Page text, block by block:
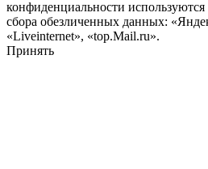
конфиденциальности
сбора обезличенных данных:
«Liveinternet», «top.Mail.ru».
Принять